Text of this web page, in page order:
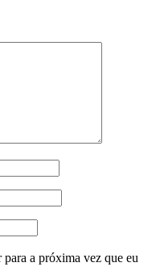
para a próxima vez que eu